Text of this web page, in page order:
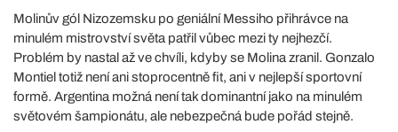
Molinův gól Nizozemsku po geniální Messiho přihrávce na
minulém mistrovství světa patřil vůbec mezi ty nejhezčí.
Problém by nastal až ve chvíli, kdyby se Molina zranil. Gonzalo
Montiel totiž není ani stoprocentně fit, ani v nejlepší sportovní
formě. Argentina možná není tak dominantní jako na minulém
světovém šampionátu, ale nebezpečná bude pořád stejně.